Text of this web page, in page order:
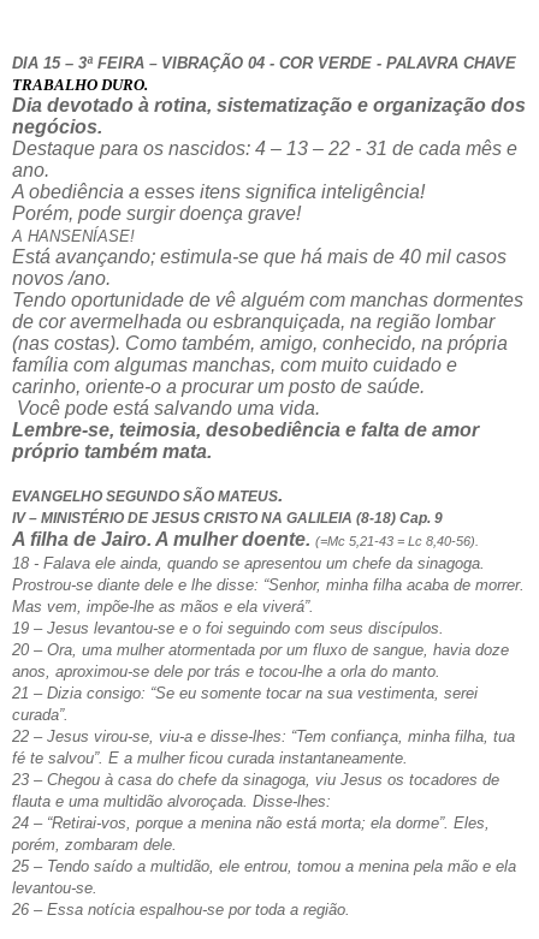
DIA 15 – 3ª FEIRA – VIBRAÇÃO 04 - COR VERDE - PALAVRA CHAVE
TRABALHO DURO.
Dia devotado à rotina, sistematização e organização dos
negócios.
Destaque para os nascidos: 4 – 13 – 22 - 31 de cada mês e
ano.
A obediência a esses itens significa inteligência!
Porém, pode surgir doença grave!
A HANSENÍASE!
Está avançando; estimula-se que há mais de 40 mil casos
novos /ano.
Tendo oportunidade de vê alguém com manchas dormentes
de cor avermelhada ou esbranquiçada, na região lombar
(nas costas). Como também, amigo, conhecido, na própria
família com algumas manchas, com muito cuidado e
carinho, oriente-o a procurar um posto de saúde.
Você pode está salvando uma vida.
Lembre-se, teimosia, desobediência e falta de amor
próprio também mata.
EVANGELHO SEGUNDO SÃO MATEUS.
IV – MINISTÉRIO DE JESUS CRISTO NA GALILEIA (8-18) Cap. 9
A filha de Jairo. A mulher doente. (=Mc 5,21-43 = Lc 8,40-56).
18 - Falava ele ainda, quando se apresentou um chefe da sinagoga.
Prostrou-se diante dele e lhe disse: “Senhor, minha filha acaba de morrer.
Mas vem, impõe-lhe as mãos e ela viverá”.
19 – Jesus levantou-se e o foi seguindo com seus discípulos.
20 – Ora, uma mulher atormentada por um fluxo de sangue, havia doze
anos, aproximou-se dele por trás e tocou-lhe a orla do manto.
21 – Dizia consigo: “Se eu somente tocar na sua vestimenta, serei
curada”.
22 – Jesus virou-se, viu-a e disse-lhes: “Tem confiança, minha filha, tua
fé te salvou”. E a mulher ficou curada instantaneamente.
23 – Chegou à casa do chefe da sinagoga, viu Jesus os tocadores de
flauta e uma multidão alvoroçada. Disse-lhes:
24 – “Retirai-vos, porque a menina não está morta; ela dorme”. Eles,
porém, zombaram dele.
25 – Tendo saído a multidão, ele entrou, tomou a menina pela mão e ela
levantou-se.
26 – Essa notícia espalhou-se por toda a região.